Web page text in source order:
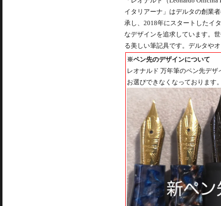
イタリアーナ」はデルタの創業
承し、2018年にスタートしたイ
なデザインを追求しています。
る美しい筆記具です。デルタや
※ペン先のデザインについて
レオナルド 万年筆のペン先デ
お選びできなくなっております